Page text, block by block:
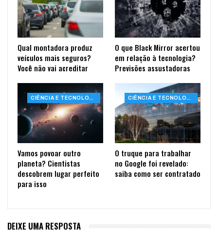
Qual montadora produz
veículos mais seguros?
Você não vai acreditar
O que Black Mirror acertou
em relação à tecnologia?
Previsões assustadoras
CIÊNCIA E TECNOLOGIA
Vamos povoar outro
planeta? Cientistas
descobrem lugar perfeito
para isso
CIÊNCIA E TECNOLOGIA
O truque para trabalhar
no Google foi revelado:
saiba como ser contratado
DEIXE UMA RESPOSTA